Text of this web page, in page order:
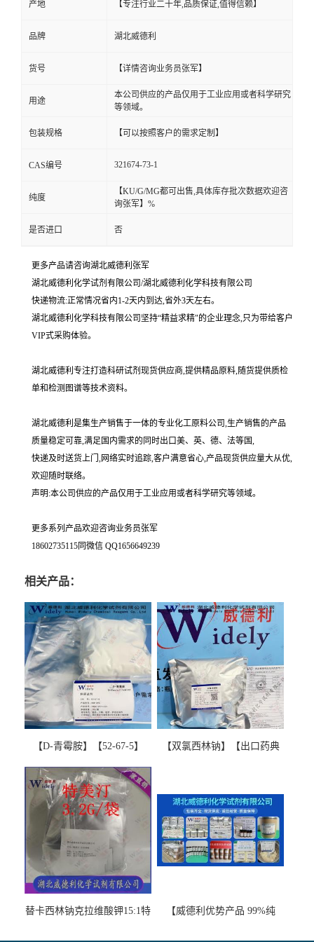
产地 【专注行业二十年,品质保证,值得信赖】
品牌 湖北威德利
货号 【详情咨询业务员张军】
用途
本公司供应的产品仅用于工业应用或者科学研究
等领域。
包装规格 【可以按照客户的需求定制】
CAS编号 321674-73-1
纯度
【KU/G/MG都可出售,具体库存批次数据欢迎咨
询张军】%
是否进口 否
更多产品请咨询湖北威德利张军
湖北威德利化学试剂有限公司/湖北威德利化学科技有限公司
快递物流:正常情况省内1-2天内到达,省外3天左右。
湖北威德利化学科技有限公司坚持“精益求精"的企业理念,只为带给客户
VIP式采购体验。
湖北威德利专注打造科研试剂现货供应商,提供精品原料,随货提供质检
单和检测图谱等技术资料。
湖北威德利是集生产销售于一体的专业化工原料公司,生产销售的产品
质量稳定可靠,满足国内需求的同时出口美、英、德、法等国,
快递及时送货上门,网络实时追踪,客户满意省心,产品现货供应量大从优,
欢迎随时联络。
声明:本公司供应的产品仅用于工业应用或者科学研究等领域。
更多系列产品欢迎咨询业务员张军
18602735115同微信 QQ1656649239
相关产品：
【D-青霉胺】【52-67-5】
图谱检测方法现货供应咨询
张军52-67-5
【双氯西林钠】【出口药典
替卡西林钠克拉维酸钾15:1特
【威德利优势产品 99%纯